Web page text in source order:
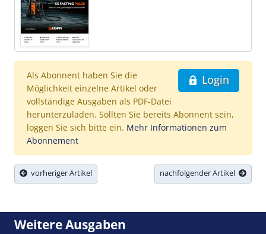
Login
Als Abonnent haben Sie die
Möglichkeit einzelne Artikel oder
vollständige Ausgaben als PDF-Datei
herunterzuladen. Sollten Sie bereits Abonnent sein,
loggen Sie sich bitte ein. Mehr Informationen zum
Abonnement
vorheriger Artikel nachfolgender Artikel
Weitere Ausgaben